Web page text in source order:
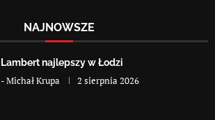
NAJNOWSZE
Lambert najlepszy w Łodzi
-Michał Krupa 2 sierpnia 2026